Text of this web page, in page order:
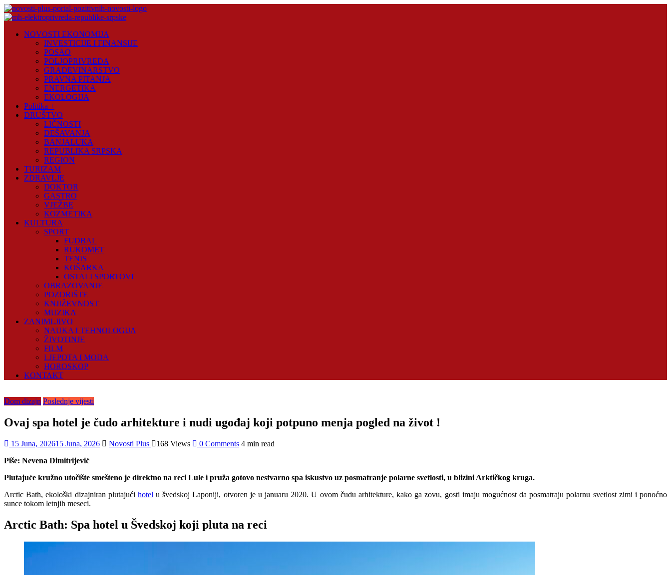
Skip
to
Plus
NOVOSTI EKONOMIJA
INVESTICIJE I FINANSIJE
POSAO
POLJOPRIVREDA
GRAĐEVINARSTVO
PRAVNA PITANJA
ENERGETIKA
EKOLOGIJA
Politika +
DRUŠTVO
LIČNOSTI
DEŠAVANJA
BANJALUKA
REPUBLIKA SRPSKA
REGION
TURIZAM
ZDRAVLJE
DOKTOR
GASTRO
VJEŽBE
KOZMETIKA
KULTURA
SPORT
FUDBAL
RUKOMET
TENIS
KOŠARKA
OSTALI SPORTOVI
OBRAZOVANJE
POZORIŠTE
KNJIŽEVNOST
MUZIKA
ZANIMLJIVO
NAUKA I TEHNOLOGIJA
ŽIVOTINJE
FILM
LJEPOTA I MODA
HOROSKOP
KONTAKT
Dom dizajn Poslednje vijesti
Ovaj spa hotel je čudo arhitekture i nudi ugođaj koji potpuno menja pogled na život !
15 Juna, 202615 Juna, 2026 Novosti Plus 168 Views 0 Comments 4 min read
Piše: Nevena Dimitrijević
Plutajuće kružno utočište smešteno je direktno na reci Lule i pruža gotovo nestvarno spa iskustvo uz posmatranje polarne svetlosti, u blizini Arktičkog kruga.
Arctic Bath, ekološki dizajniran plutajući hotel u švedskoj Laponiji, otvoren je u januaru 2020. U ovom čudu arhitekture, kako ga zovu, gosti imaju mogućnost da posmatraju polarnu svetlost zimi i ponoćno
sunce tokom letnjih meseci.
Arctic Bath: Spa hotel u Švedskoj koji pluta na reci